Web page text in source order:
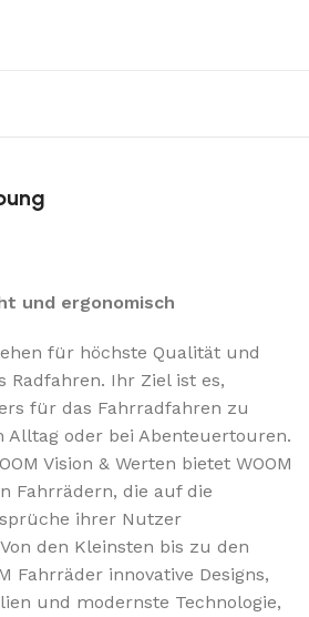
und ergonomisch
für höchste Qualität und
Radfahren. Ihr Ziel ist es,
für das Fahrradfahren zu
Alltag oder bei Abenteuertouren.
Vision & Werten bietet WOOM
Fahrrädern, die auf die
ihrer Nutzer
den Kleinsten bis zu den
Fahrräder innovative Designs,
und modernste Technologie,